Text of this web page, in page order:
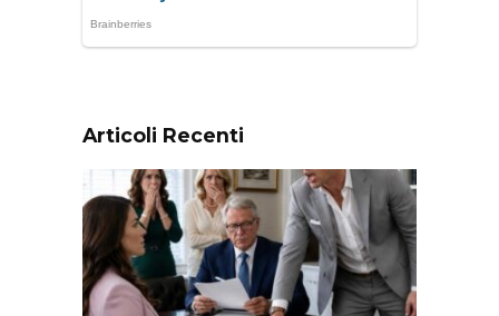
Articoli Recenti